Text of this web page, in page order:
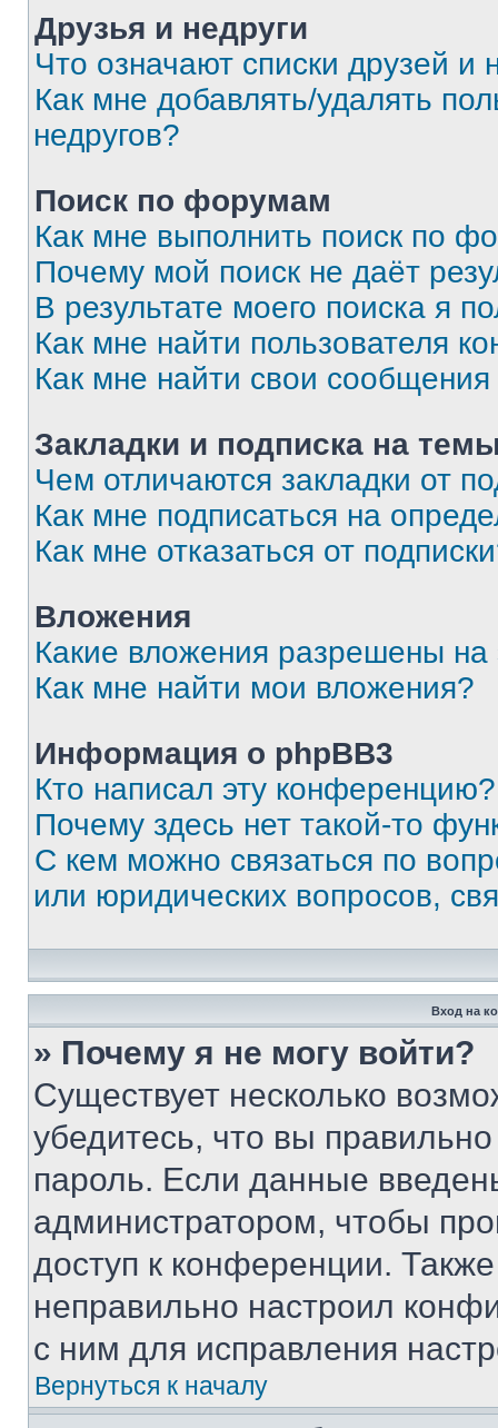
Друзья и недруги
Что означают списки друзей и
Как мне добавлять/удалять
недругов?
Поиск по форумам
Как мне выполнить поиск по
Почему мой поиск не даёт
В результате моего поиска я
Как мне найти пользователя
Как мне найти свои
Закладки и подписка на
Чем отличаются закладки от
Как мне подписаться на
Как мне отказаться от
Вложения
Какие вложения разрешены
Как мне найти мои вложения?
Информация о phpBB3
Кто написал эту конференцию?
Почему здесь нет такой-то
С кем можно связаться по
или юридических вопросов,
Вход на
» Почему я не могу войти?
Существует несколько
убедитесь, что вы
пароль. Если данные
администратором, чтобы
доступ к конференции.
неправильно настроил
с ним для исправления
Вернуться к началу